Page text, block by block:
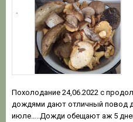
Похолодание 24,06.2022 с
дождями дают отличный повод
июле…..Дожди обещают аж 5